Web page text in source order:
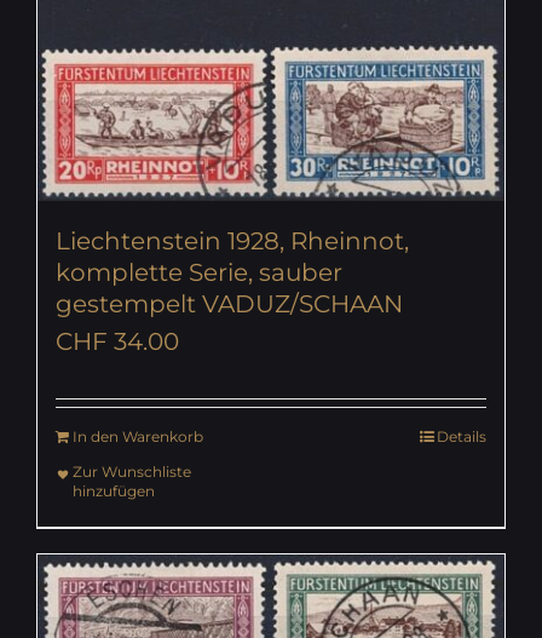
Liechtenstein 1928, Rheinnot,
komplette Serie, sauber
gestempelt VADUZ/SCHAAN
CHF 34.00
In den Warenkorb
Details
Zur Wunschliste
hinzufügen